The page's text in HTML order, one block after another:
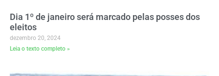
Dia 1º de janeiro será marcado pelas posses dos
eleitos
dezembro 20, 2024
Leia o texto completo »